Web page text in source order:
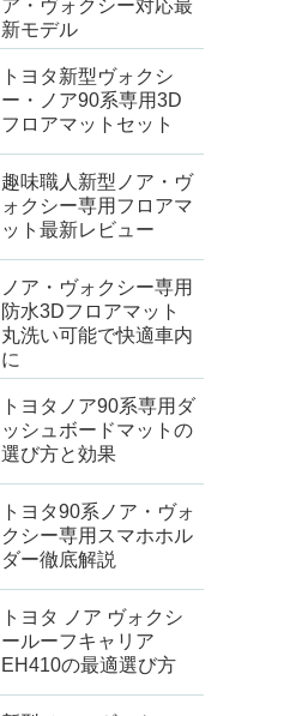
ア・ヴォクシー対応最
新モデル
トヨタ新型ヴォクシ
ー・ノア90系専用3D
フロアマットセット
趣味職人新型ノア・ヴ
ォクシー専用フロアマ
ット最新レビュー
ノア・ヴォクシー専用
防水3Dフロアマット
丸洗い可能で快適車内
に
トヨタノア90系専用ダ
ッシュボードマットの
選び方と効果
トヨタ90系ノア・ヴォ
クシー専用スマホホル
ダー徹底解説
トヨタ ノア ヴォクシ
ールーフキャリア
EH410の最適選び方